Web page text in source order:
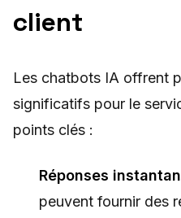
client
Les chatbots IA offrent
significatifs pour le
points clés :
Réponses
peuvent fournir des